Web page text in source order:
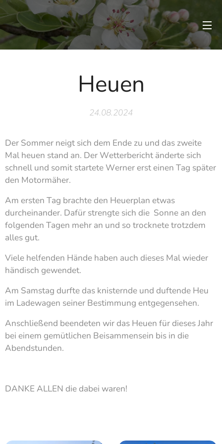
Heuen
24.08.2024
Der Sommer neigt sich dem Ende zu und das zweite
Mal heuen stand an. Der Wetterbericht änderte sich
schnell und somit startete Werner erst einen Tag später
den Motormäher.
Am ersten Tag brachte den Heuerplan etwas
durcheinander. Dafür strengte sich die Sonne an den
folgenden Tagen mehr an und so trocknete trotzdem
alles gut.
Viele helfenden Hände haben auch dieses Mal wieder
händisch gewendet.
Am Samstag durfte das knisternde und duftende Heu
im Ladewagen seiner Bestimmung entgegensehen.
Anschließend beendeten wir das Heuen für dieses Jahr
bei einem gemütlichen Beisammensein bis in die
Abendstunden.
DANKE ALLEN die dabei waren!